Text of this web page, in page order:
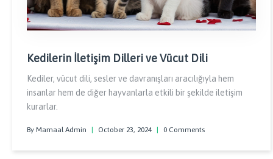
Kedilerin İletişim Dilleri ve Vücut Dili
Kediler, vücut dili, sesler ve davranışları aracılığıyla hem
insanlar hem de diğer hayvanlarla etkili bir şekilde iletişim
kurarlar.
By Mamaal Admin October 23, 2024 0 Comments